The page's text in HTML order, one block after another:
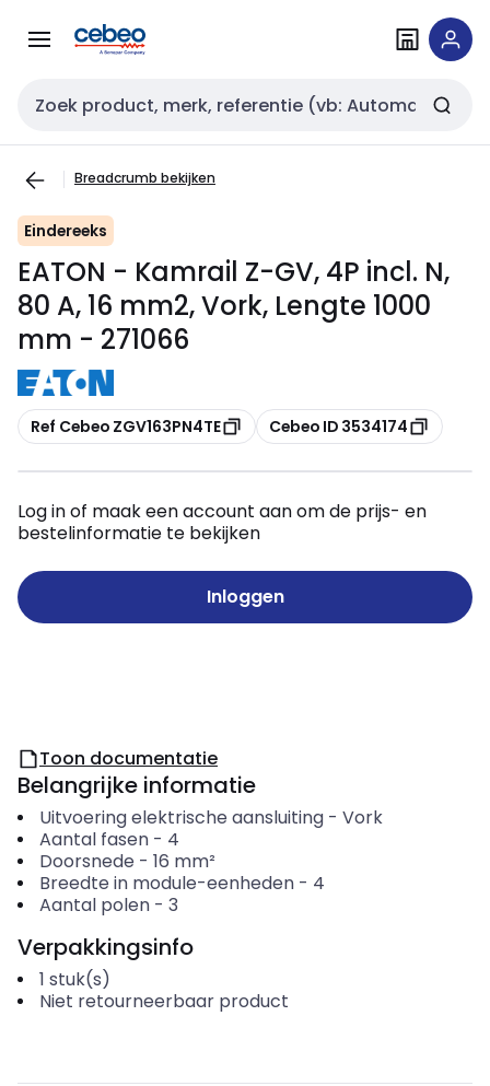
naar
naar
Zoekveld invoer
Breadcrumb bekijken
Eindereeks
EATON - Kamrail Z-GV, 4P incl. N,
80 A, 16 mm2, Vork, Lengte 1000
mm - 271066
Kopiëren
Ref Cebeo ZGV163PN4TE Kopiëren
Cebeo ID 3534174
Log in of maak een account aan om de prijs- en
bestelinformatie te bekijken
Inloggen
Toon documentatie
Belangrijke informatie
Uitvoering elektrische aansluiting- Vork
Aantal fasen- 4
Doorsnede - 16 mm²
Breedte in module-eenheden- 4
Aantal polen- 3
Verpakkingsinfo
1 stuk(s)
Niet retourneerbaar product